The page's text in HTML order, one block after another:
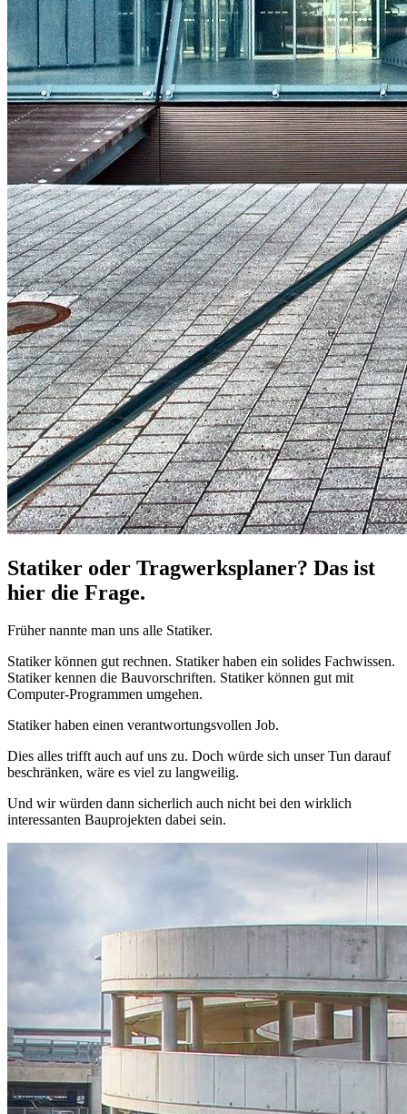
Statiker oder Tragwerksplaner? Das ist
hier die Frage.
Früher nannte man uns alle Statiker.
Statiker können gut rechnen. Statiker haben ein solides Fachwissen.
Statiker kennen die Bauvorschriften. Statiker können gut mit
Computer-Programmen umgehen.
Statiker haben einen verantwortungsvollen Job.
Dies alles trifft auch auf uns zu. Doch würde sich unser Tun darauf
beschränken, wäre es viel zu langweilig.
Und wir würden dann sicherlich auch nicht bei den wirklich
interessanten Bauprojekten dabei sein.